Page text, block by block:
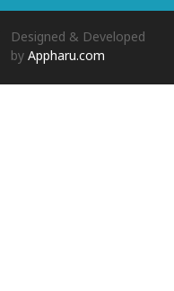
Designed & Developed
byAppharu.com